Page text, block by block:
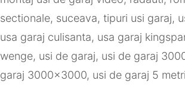
sectionale, suceava, tipuri usi garaj,
usa garaj culisanta, usa garaj
wenge, usi de garaj, usi de garaj
garaj 3000x3000, usi de garaj 5 metri